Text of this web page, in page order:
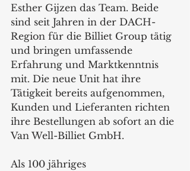
Esther Gijzen das Team. Beide
sind seit Jahren in der DACH-
Region für die Billiet Group tätig
und bringen umfassende
Erfahrung und Marktkenntnis
mit. Die neue Unit hat ihre
Tätigkeit bereits aufgenommen,
Kunden und Lieferanten richten
ihre Bestellungen ab sofort an die
Van Well-Billiet GmbH.
Als 100 jähriges